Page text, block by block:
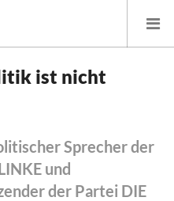
Finanzpolitik
ist nicht
Sprecher der
und
der Partei DIE